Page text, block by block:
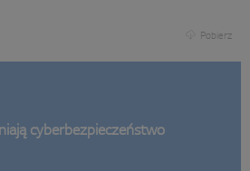
Pobierz
cyberbezpieczeństwo